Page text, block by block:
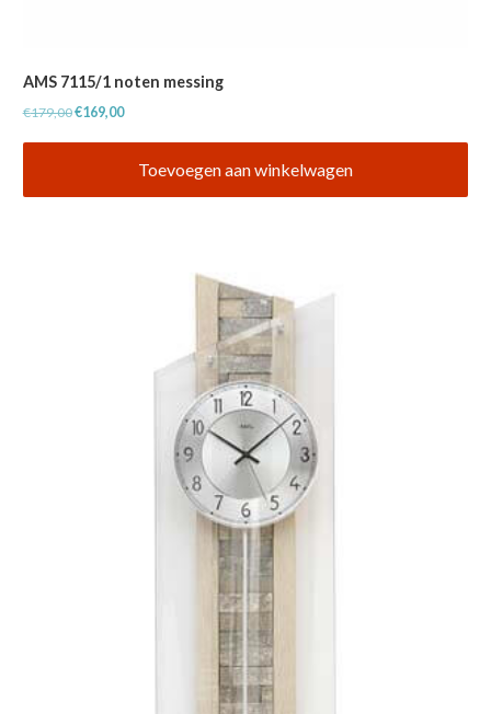
AMS 7115/1 noten messing
€179,00Oorspronkelijke
€169,00Huidige
Toevoegen aan winkelwagen